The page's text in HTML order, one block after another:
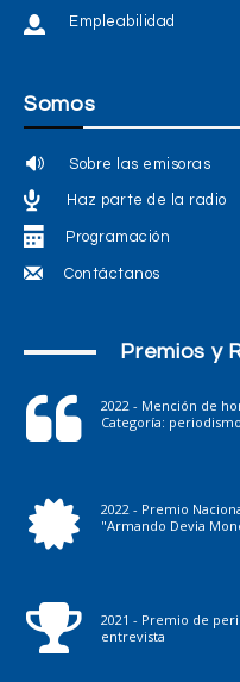
Empleabilidad
Somos
Sobre las emisoras
Haz parte de la radio
Programación
Contáctanos
Premios y
2022 - Mención de
Categoría:
2022 - Premio
"Armando Devia
2021 - Premio de
entrevista